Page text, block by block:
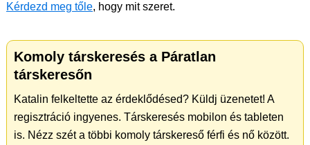
Kérdezd meg tőle, hogy mit szeret.
Komoly társkeresés a Páratlan
társkeresőn
Katalin felkeltette az érdeklődésed? Küldj üzenetet! A
regisztráció ingyenes. Társkeresés mobilon és tableten
is. Nézz szét a többi komoly társkereső férfi és nő között.